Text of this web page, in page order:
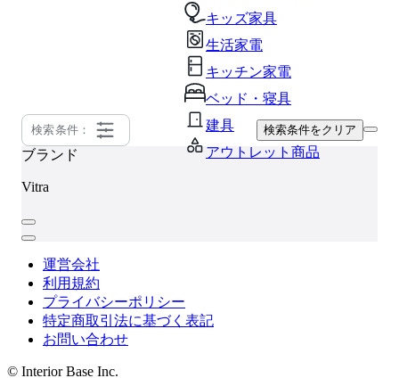
キッズ家具
生活家電
キッチン家電
ベッド・寝具
建具
アウトレット商品
検索条件： 検索条件をクリア
ブランド
Vitra
運営会社
利用規約
プライバシーポリシー
特定商取引法に基づく表記
お問い合わせ
© Interior Base Inc.